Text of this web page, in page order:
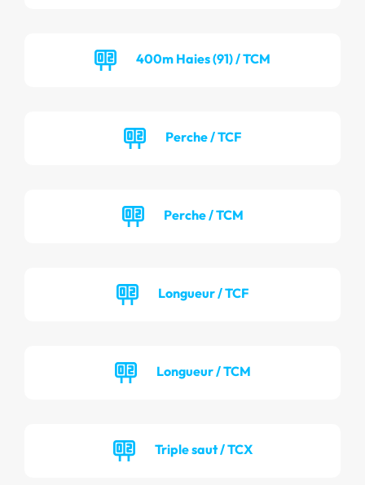
400m Haies (91) / TCM
Perche / TCF
Perche / TCM
Longueur / TCF
Longueur / TCM
Triple saut / TCX